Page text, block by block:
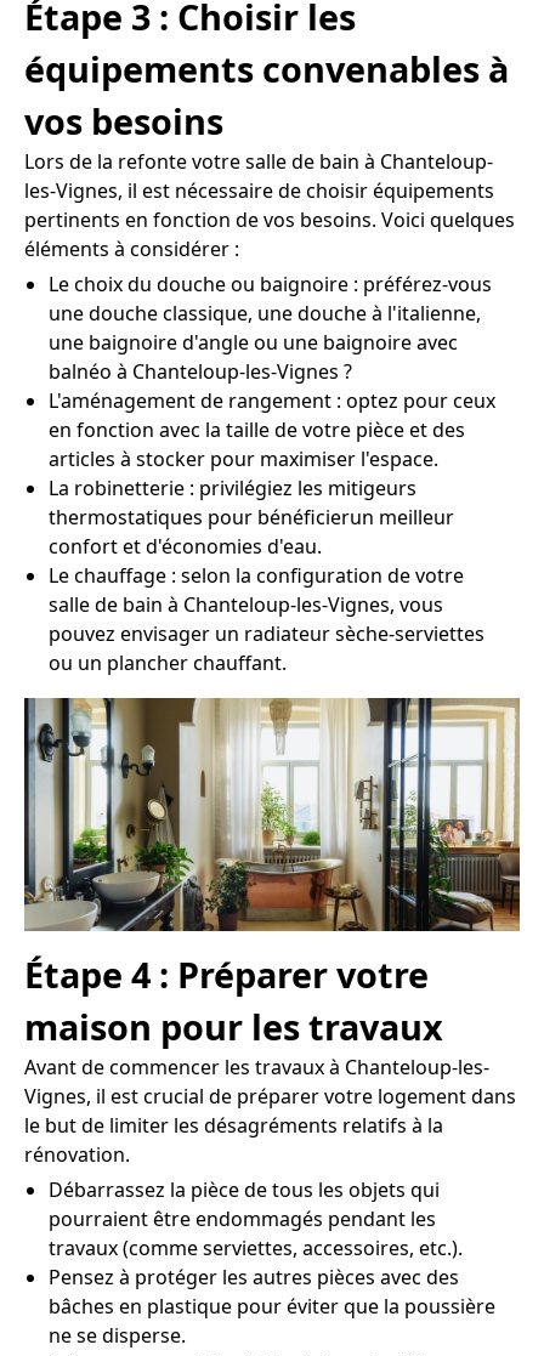
Étape 3 : Choisir les
équipements convenables à
vos besoins
Lors de la refonte votre salle de bain à Chanteloup-
les-Vignes, il est nécessaire de choisir équipements
pertinents en fonction de vos besoins. Voici quelques
éléments à considérer :
Le choix du douche ou baignoire : préférez-vous
une douche classique, une douche à l'italienne,
une baignoire d'angle ou une baignoire avec
balnéo à Chanteloup-les-Vignes ?
L'aménagement de rangement : optez pour ceux
en fonction avec la taille de votre pièce et des
articles à stocker pour maximiser l'espace.
La robinetterie : privilégiez les mitigeurs
thermostatiques pour bénéficierun meilleur
confort et d'économies d'eau.
Le chauffage : selon la configuration de votre
salle de bain à Chanteloup-les-Vignes, vous
pouvez envisager un radiateur sèche-serviettes
ou un plancher chauffant.
Étape 4 : Préparer votre
maison pour les travaux
Avant de commencer les travaux à Chanteloup-les-
Vignes, il est crucial de préparer votre logement dans
le but de limiter les désagréments relatifs à la
rénovation.
Débarrassez la pièce de tous les objets qui
pourraient être endommagés pendant les
travaux (comme serviettes, accessoires, etc.).
Pensez à protéger les autres pièces avec des
bâches en plastique pour éviter que la poussière
ne se disperse.